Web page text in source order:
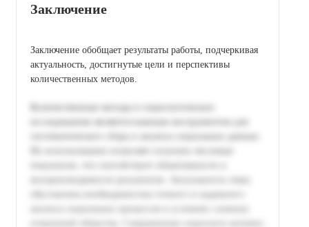
Заключение
Заключение обобщает результаты работы, подчеркивая
актуальность, достигнутые цели и перспективы
количественных методов.